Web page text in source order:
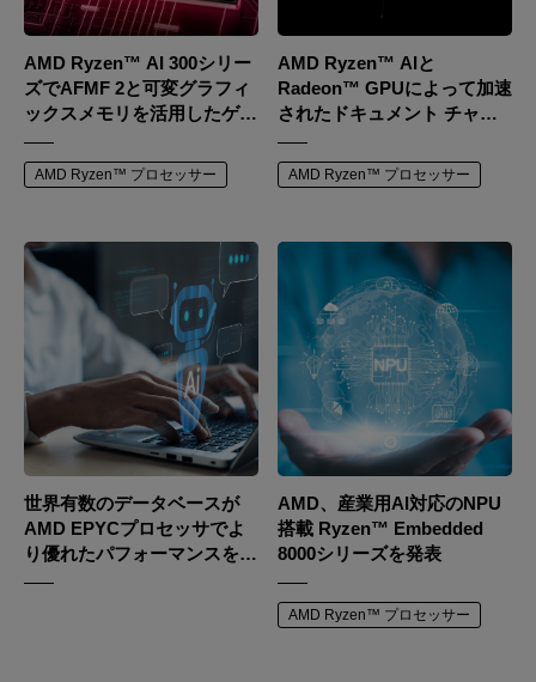
AMD Ryzen™ AI 300シリー
ズでAFMF 2と可変グラフィ
ックスメモリを活用したゲー
ミングパフォーマンスの最大
化
AMD Ryzen™ プロセッサー
AMD Ryzen™ AIと
Radeon™ GPUによって加速
されたドキュメント チャッ
トで、強力なAIアシスタント
を手に入れましょう
AMD Ryzen™ プロセッサー
世界有数のデータベースが
AMD EPYCプロセッサでよ
り優れたパフォーマンスを発
揮
AMD、産業用AI対応のNPU
搭載 Ryzen™ Embedded
8000シリーズを発表
AMD Ryzen™ プロセッサー